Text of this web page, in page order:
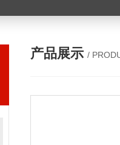
产品展示 /